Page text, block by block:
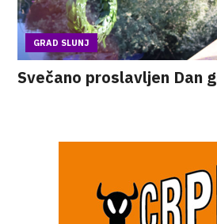
GRAD SLUNJ
Svečano proslavljen Dan